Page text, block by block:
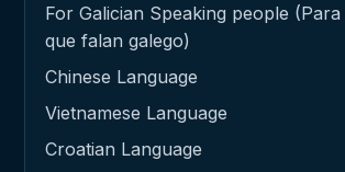
For Galician Speaking people
que falan galego)
Chinese Language
Vietnamese Language
Croatian Language